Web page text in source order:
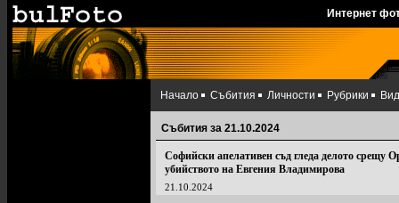
Интернет
Начало Събития Личности Рубрики
Събития за 21.10.2024
Софийски апелативен съд гледа делото
убийството на Евгения Владимирова
21.10.2024